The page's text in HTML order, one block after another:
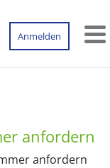
Anmelden
anfordern
anfordern